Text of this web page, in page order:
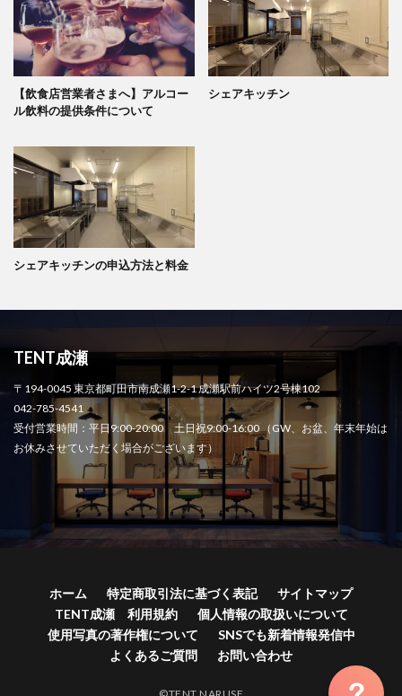
【飲食店営業者さまへ】アルコー
ル飲料の提供条件について
シェアキッチン
シェアキッチンの申込方法と料金
TENT成瀬
〒194-0045 東京都町田市南成瀬1-2-1 成瀬駅前ハイツ2号棟102
042-785-4541
受付営業時間：平日9:00-20:00 土日祝9:00-16:00 （GW、お盆、年末年始は
お休みさせていただく場合がございます）
ホーム 特定商取引法に基づく表記
サイトマップ
TENT成瀬 利用規約
個人情報の取扱いについて
使用写真の著作権について
SNSでも新着情報発信中
よくあるご質問
お問い合わせ